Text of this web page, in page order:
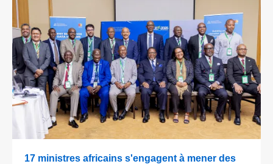
17 ministres africains s'engagent à mener des